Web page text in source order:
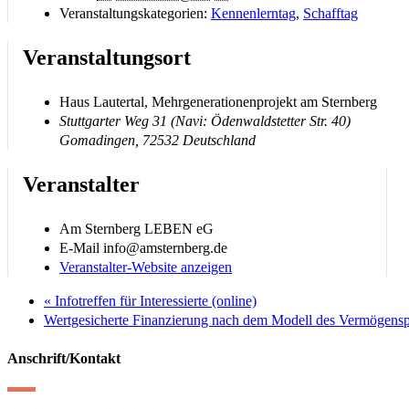
Veranstaltungskategorien: Kennenlerntag, Schafftag
Veranstaltungsort
Haus Lautertal, Mehrgenerationenprojekt am Sternberg
Stuttgarter Weg 31 (Navi: Ödenwaldstetter Str. 40)
Gomadingen 72532 Deutschland
Veranstalter
Am Sternberg LEBEN eG
E-Mail info@amsternberg.de
Veranstalter-Website anzeigen
« Infotreffen für Interessierte (online)
Wertgesicherte Finanzierung nach dem Modell des
Anschrift/Kontakt